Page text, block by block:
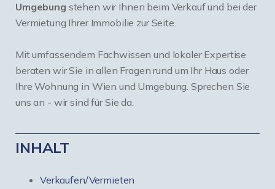
Umgebung stehen wir Ihnen beim Verkauf und bei der
Vermietung Ihrer Immobilie zur Seite.
Mit umfassendem Fachwissen und lokaler Expertise
beraten wir Sie in allen Fragen rund um Ihr Haus oder
Ihre Wohnung in Wien und Umgebung. Sprechen Sie
uns an - wir sind für Sie da.
INHALT
Verkaufen/Vermieten